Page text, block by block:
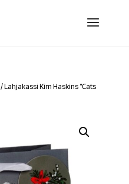
/ Lahjakassi Kim Haskins ”Cats